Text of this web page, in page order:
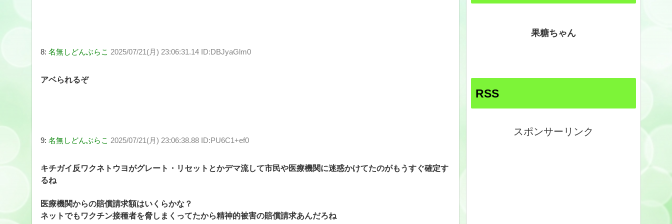
8: 名無しどんぶらこ 2025/07/21(月) 23:06:31.14 ID:DBJyaGlm0
アベられるぞ
9: 名無しどんぶらこ 2025/07/21(月) 23:06:38.88 ID:PU6C1+ef0
キチガイ反ワクネトウヨがグレート・リセットとかデマ流して市民や医療機関に迷惑かけてたのがもうすぐ確定す
るね
医療機関からの賠償請求額はいくらかな？
ネットでもワクチン接種者を脅しまくってたから精神的被害の賠償請求あんだろね
果糖ちゃん
RSS
スポンサーリンク